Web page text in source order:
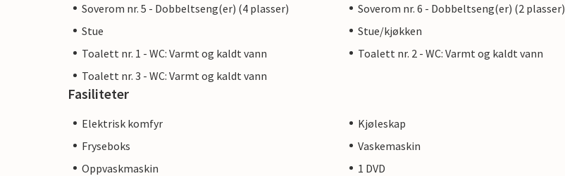
Soverom nr. 5 - Dobbeltseng(er) (4 plasser)
Soverom nr. 6 - Dobbeltseng(er) (2 plasser)
Stue
Stue/kjøkken
Toalett nr. 1 - WC: Varmt og kaldt vann
Toalett nr. 2 - WC: Varmt og kaldt vann
Toalett nr. 3 - WC: Varmt og kaldt vann
Fasiliteter
Elektrisk komfyr
Kjøleskap
Fryseboks
Vaskemaskin
Oppvaskmaskin
1 DVD